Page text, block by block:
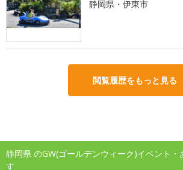
静岡県・伊東市
閲覧履歴をもっと見る
静岡県 のGW(ゴールデンウィーク)イベント
す